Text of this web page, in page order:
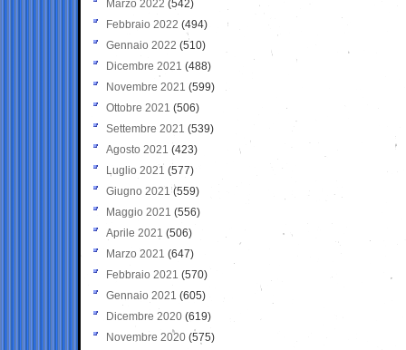
Marzo 2022 (542)
Febbraio 2022 (494)
Gennaio 2022 (510)
Dicembre 2021 (488)
Novembre 2021 (599)
Ottobre 2021 (506)
Settembre 2021 (539)
Agosto 2021 (423)
Luglio 2021 (577)
Giugno 2021(559)
Maggio 2021 (556)
Aprile 2021 (506)
Marzo 2021 (647)
Febbraio 2021 (570)
Gennaio 2021 (605)
Dicembre 2020 (619)
Novembre 2020 (575)